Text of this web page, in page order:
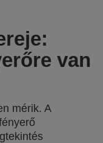
van
mérik. A